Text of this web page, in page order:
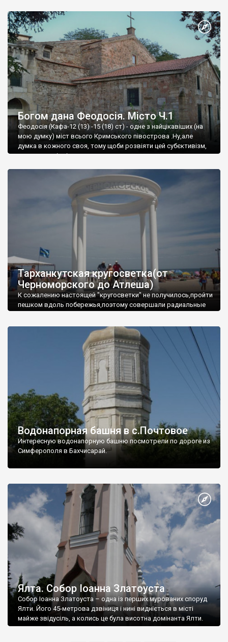
Богом дана Феодосія. Місто Ч.1
Феодосія (Кафа-12 (13) -15 (18) ст) - одне з найцікавіших (на
мою думку) міст всього Кримського півострова .Ну,але
думка в кожного своя, тому щоби розвіяти цей субєктивізм,
запрошую відвідати це
Тарханкутская кругосветка(от
Черноморского до Атлеша)
К сожалению настоящей "кругосветки" не получилось,пройти
пешком вдоль побережья,поэтому совершали радиальные
Водонапорная башня в с.Почтовое
Интересную водонапорную башню посмотрели по дороге из
Симферополя в Бахчисарай.
Ялта. Собор Іоанна Златоуста
Собор Іоанна Златоуста – одна із перших мурованих споруд
Ялти. Його 45-метрова дзвіниця і нині видніється в місті
майже звідусіль, а колись це була висотна домінанта Ялти.